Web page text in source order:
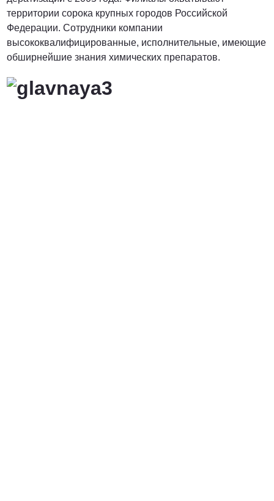
территории сорока крупных городов Российской
Федерации. Сотрудники компании
высококвалифицированные, исполнительные, имеющие
обширнейшие знания химических препаратов.